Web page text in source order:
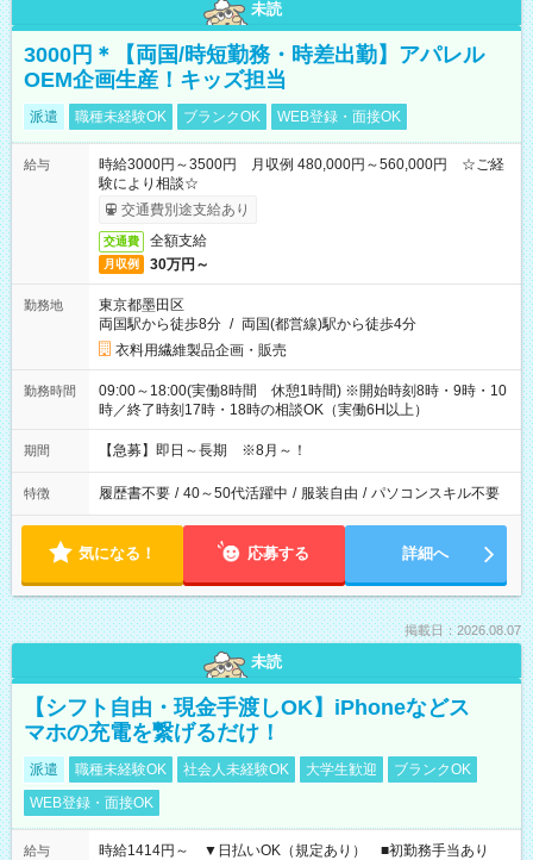
未読
3000円＊【両国/時短勤務・時差出勤】アパレル
OEM企画生産！キッズ担当
派遣 職種未経験OK ブランクOK WEB登録・面接OK
給与
時給3000円～3500円 月収例 480,000円～560,000円 ☆ご経
験により相談☆
交通費別途支給あり
交通費 全額支給
月収例 30万円～
勤務地
東京都墨田区
両国駅から徒歩8分 / 両国(都営線)駅から徒歩4分
衣料用繊維製品企画・販売
勤務時間
09:00～18:00(実働8時間 休憩1時間) ※開始時刻8時・9時・10
時／終了時刻17時・18時の相談OK（実働6H以上）
期間 【急募】即日～長期 ※8月～！
特徴 履歴書不要 / 40～50代活躍中 / 服装自由 / パソコンスキル不要
気になる！ 応募する 詳細へ
掲載日：2026.08.07
未読
【シフト自由・現金手渡しOK】iPhoneなどス
マホの充電を繋げるだけ！
派遣 職種未経験OK 社会人未経験OK 大学生歓迎
ブランクOK
WEB登録・面接OK
給与
時給1414円～ ▼日払いOK（規定あり） ■初勤務手当あり